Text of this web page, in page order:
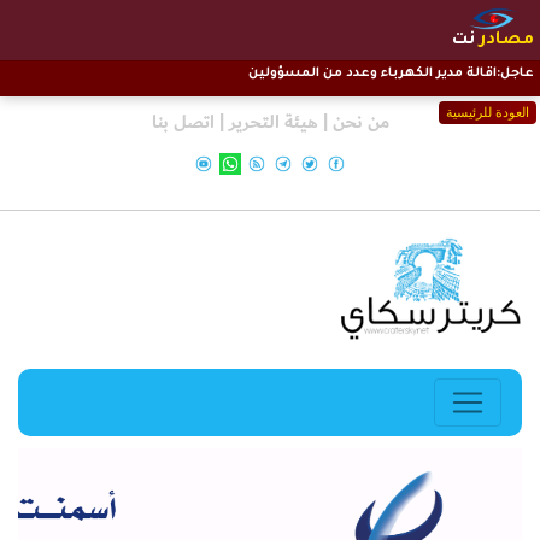
مصادرنت
العودة للرئيسية
عاجل:اقالة مدير الكهرباء وعدد من المسؤولين